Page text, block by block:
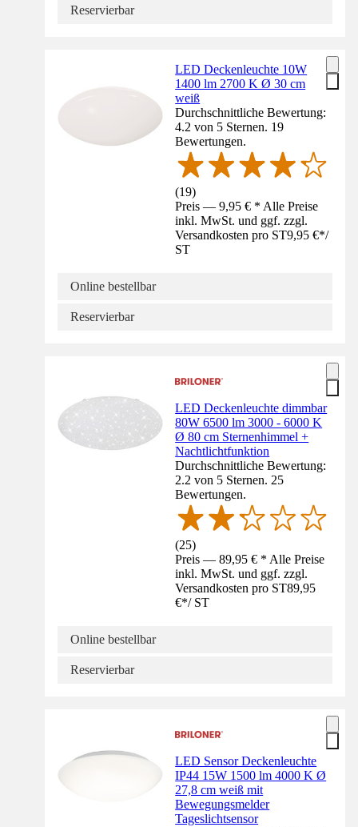
Reservierbar
LED Deckenleuchte 10W
1400 lm 2700 K Ø 30 cm
weiß
Durchschnittliche Bewertung:
4.2 von 5 Sternen. 19
Bewertungen.
(19)
Preis — 9,95 € * Alle Preise
inkl. MwSt. und ggf. zzgl.
Versandkosten pro ST9,95 €*/
ST
Online bestellbar
Reservierbar
LED Deckenleuchte dimmbar
80W 6500 lm 3000 - 6000 K
Ø 80 cm Sternenhimmel +
Nachtlichtfunktion
Durchschnittliche Bewertung:
2.2 von 5 Sternen. 25
Bewertungen.
(25)
Preis — 89,95 € * Alle Preise
inkl. MwSt. und ggf. zzgl.
Versandkosten pro ST89,95
€*/ ST
Online bestellbar
Reservierbar
LED Sensor Deckenleuchte
IP44 15W 1500 lm 4000 K Ø
27,8 cm weiß mit
Bewegungsmelder
Tageslichtsensor